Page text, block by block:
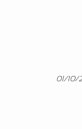
01/10/